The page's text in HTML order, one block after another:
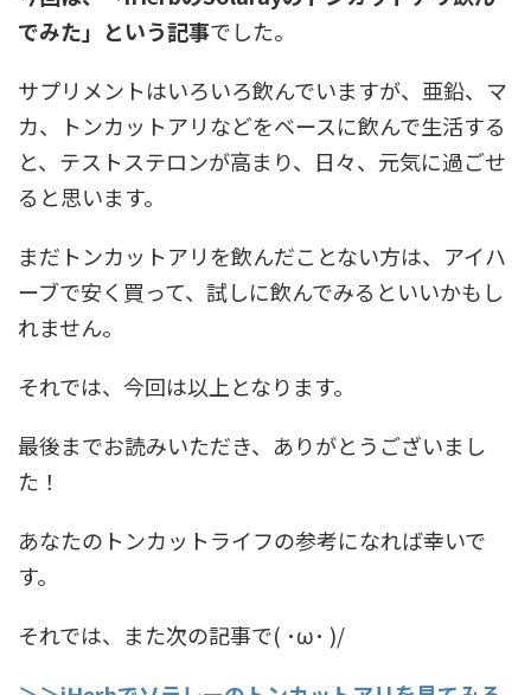
でみた」という記事でした。
サプリメントはいろいろ飲んでいますが、亜鉛、マ
カ、トンカットアリなどをベースに飲んで生活する
と、テストステロンが高まり、日々、元気に過ごせ
ると思います。
まだトンカットアリを飲んだことない方は、アイハ
ーブで安く買って、試しに飲んでみるといいかもし
れません。
それでは、今回は以上となります。
最後までお読みいただき、ありがとうございまし
た！
あなたのトンカットライフの参考になれば幸いで
す。
それでは、また次の記事で( ･ω･ )/